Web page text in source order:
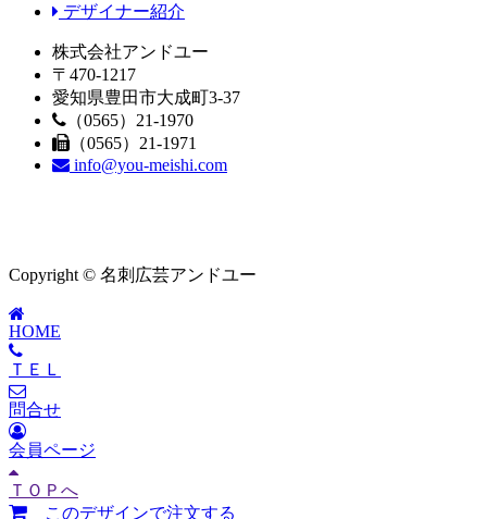
デザイナー紹介
株式会社アンドユー
〒470-1217
愛知県豊田市大成町3-37
（0565）21-1970
（0565）21-1971
info@you-meishi.com
Copyright © 名刺広芸アンドユー
HOME
ＴＥＬ
問合せ
会員ページ
ＴＯＰへ
このデザインで注文する